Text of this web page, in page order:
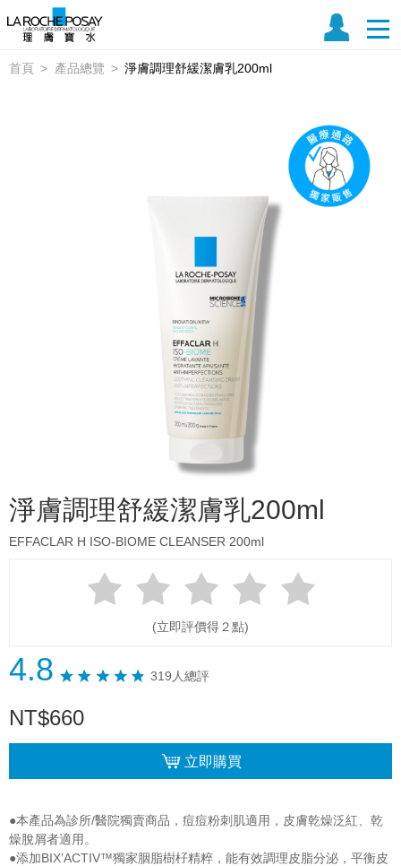
首頁 產品總覽 淨膚調理舒緩潔膚乳200ml
淨膚調理舒緩潔膚乳200ml
EFFACLAR H ISO-BIOME CLEANSER 200ml
(立即評價得２點)
4.8 319人總評
NT$660
立即購買
●本產品為診所/醫院獨賣商品，痘痘粉刺肌適用，皮膚乾燥泛紅、乾
燥脫屑者適用。
●添加BIX’ACTIV™獨家胭脂樹杍精粹，能有效調理皮脂分泌，平衡皮